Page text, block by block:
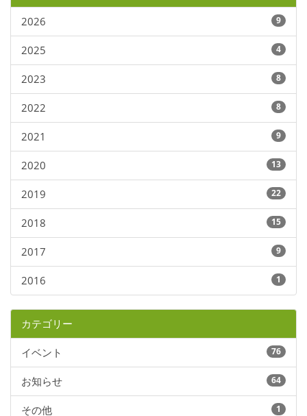
2026 9
2025 4
2023 8
2022 8
2021 9
2020 13
2019 22
2018 15
2017 9
2016 1
カテゴリー
イベント 76
お知らせ 64
その他 1